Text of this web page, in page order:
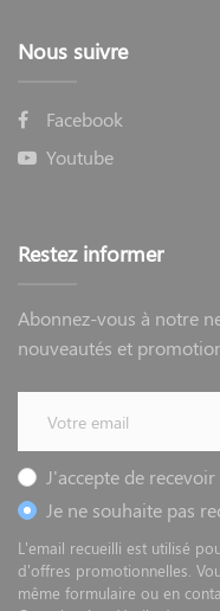
Nous suivre
Facebook
Youtube
Restez informer
Abonnez-vous à notre
nouveautés et
J'accepte de
Je ne souhaite pas
L'email recueilli est utilisé
d'offres promotionnelles.
même formulaire ou en